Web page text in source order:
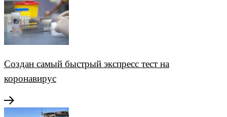
Создан самый быстрый экспресс тест на
коронавирус